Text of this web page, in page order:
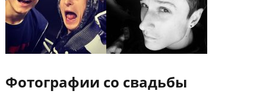
Фотографии со свадьбы